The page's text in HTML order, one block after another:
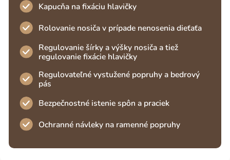
Kapucňa na fixáciu hlavičky
Rolovanie nosiča v prípade nenosenia dieťaťa
Regulovanie šírky a výšky nosiča a tiež
regulovanie fixácie hlavičky
Regulovateľné vystužené popruhy a bedrový
pás
Bezpečnostné istenie spôn a praciek
Ochranné návleky na ramenné popruhy